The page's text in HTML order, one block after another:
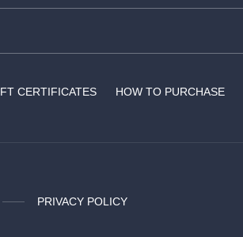
CERTIFICATES HOW TO PURCHASE
PRIVACY POLICY